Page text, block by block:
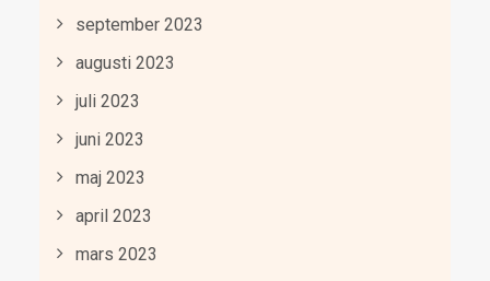
september 2023
augusti 2023
juli 2023
juni 2023
maj 2023
april 2023
mars 2023